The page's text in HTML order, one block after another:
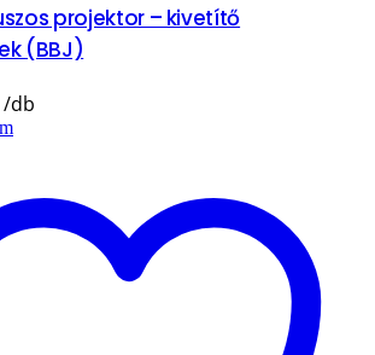
projektor – kivetítő
(BBJ)